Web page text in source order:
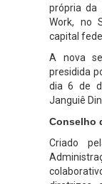
própria da
Work, no
capital
A nova
presidida
dia 6 de
Janguiê
Conselho
Criado